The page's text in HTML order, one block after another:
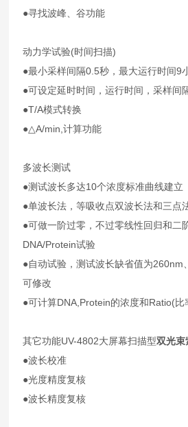
●寻找波峰、谷功能
动力学试验(时间扫描)
●最小采样间隔0.5秒，最大运行时间9
●可设定延时时间，运行时间，采样间
●T/A模式转换
●△A/min,计算功能
多波长测试
●测试波长多达10个浓度标准曲线建立
●单波长法，等吸收点双波长法和三点
●可做一阶过零，不过零线性回归和二
DNA/Protein试验
●自动试验，测试波长缺省值为
可修改
●可计算DNA,Protein的浓度和Ratio(比
其它功能UV-4802大屏幕扫描型双光束
●波长校准
●光度精度复核
●波长精度复核